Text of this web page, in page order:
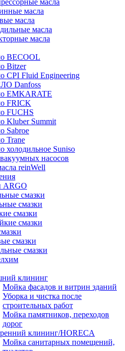
масла
масла
масла
масла
масла
BECOOL
Bitzer
CPI Fluid Engineering
Danfoss
EMKARATE
FRICK
FUCHS
Kluber Summit
Sabroe
Trane
холодильное Suniso
насосов
reinWell
ARGO
смазки
смазки
смазки
смазки
смазки
смазки
клининг
Мойка фасадов и витрин зданий
Уборка и чистка после
строительных работ
Мойка памятников, переходов
дорог
клининг/HORECA
Мойка санитарных помещений,